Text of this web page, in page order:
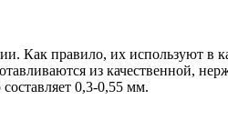
Как правило, их используют в
из качественной,
0,3-0,55 мм.